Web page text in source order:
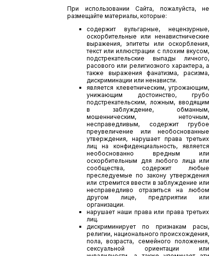
При использовании Сайта, пожалуйста, не
размещайте материалы, которые:
содержит вульгарные, нецензурные,
оскорбительные или ненавистнические
выражения, эпитеты или оскорбления,
текст или иллюстрации с плохим вкусом,
подстрекательские выпады личного,
расового или религиозного характера, а
также выражения фанатизма, расизма,
дискриминации или ненависти.
является клеветническим, угрожающим,
унижающим достоинство, грубо
подстрекательским, ложным, вводящим
в заблуждение, обманным,
мошенническим, неточным,
несправедливым, содержит грубое
преувеличение или необоснованные
утверждения, нарушает права третьих
лиц на конфиденциальность, является
необоснованно вредным или
оскорбительным для любого лица или
сообщества, содержит любые
преследуемые по закону утверждения
или стремится ввести в заблуждение или
несправедливо отразиться на любом
другом лице, предприятии или
организации.
нарушает наши права или права третьих
лиц.
дискриминирует по признакам расы,
религии, национального происхождения,
пола, возраста, семейного положения,
сексуальной ориентации или